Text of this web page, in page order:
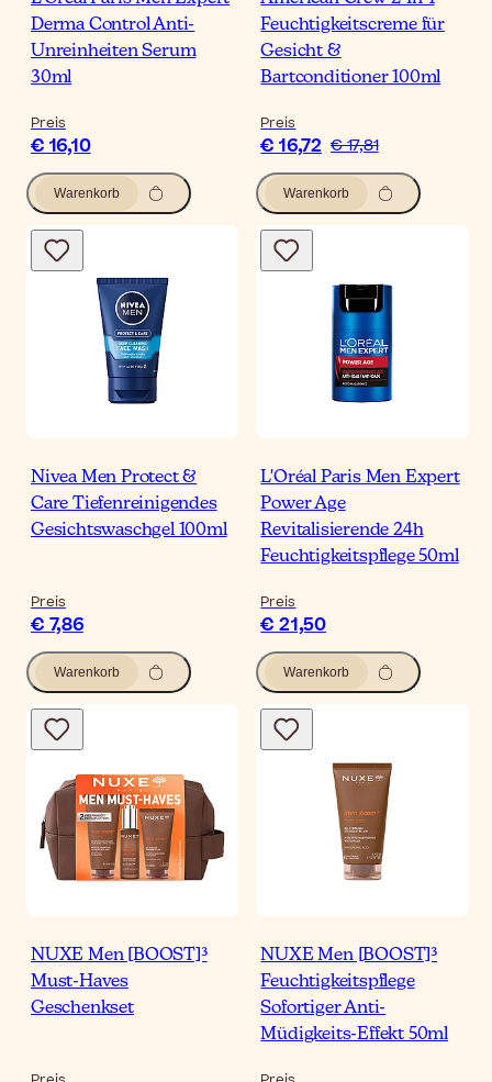
Derma Control Anti-
Unreinheiten Serum
30ml
Preis
€ 16,10
Warenkorb
Feuchtigkeitscreme für
Gesicht &
Bartconditioner 100ml
Preis
€ 16,72 € 17,81
Warenkorb
Nivea Men Protect &
Care Tiefenreinigendes
Gesichtswaschgel 100ml
Preis
€ 7,86
Warenkorb
L'Oréal Paris Men Expert
Power Age
Revitalisierende 24h
Feuchtigkeitspflege 50ml
Preis
€ 21,50
Warenkorb
NUXE Men [BOOST]³
Must-Haves
Geschenkset
NUXE Men [BOOST]³
Feuchtigkeitspflege
Sofortiger Anti-
Müdigkeits-Effekt 50ml